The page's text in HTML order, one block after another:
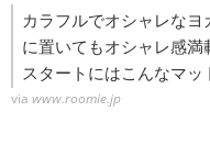
カラフルでオシャレな
に置いてもオシャレ感
スタートにはこんなマッ
via www.roomie.jp